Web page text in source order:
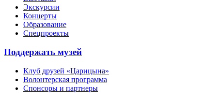
Экскурсии
Концерты
Образование
Спецпроекты
Поддержать музей
Клуб друзей «Царицына»
Волонтерская программа
Спонсоры и партнеры